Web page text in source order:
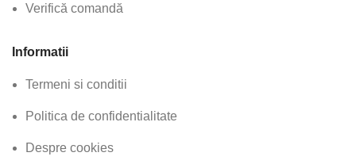
Verifică comandă
Informatii
Termeni si conditii
Politica de confidentialitate
Despre cookies